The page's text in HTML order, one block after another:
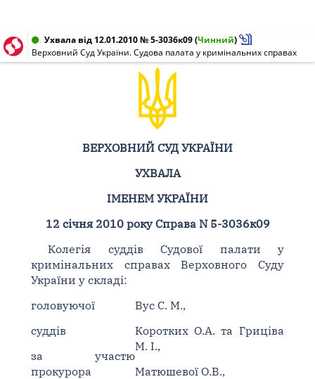
Ухвала від 12.01.2010 № 5-3036к09(Чинний)
Верховний Суд України. Судова палата у кримінальних справах
ВЕРХОВНИЙ СУД УКРАЇНИ
УХВАЛА
ІМЕНЕМ УКРАЇНИ
12 січня 2010 року Справа N 5-3036к09
Колегія суддів Судової палати у
кримінальних справах Верховного Суду
України у складі:
головуючої
Вус С. М.,
суддів
за участю
прокурора
Коротких О.А. та Гриціва
М. І.,
Матюшевої О.В.,